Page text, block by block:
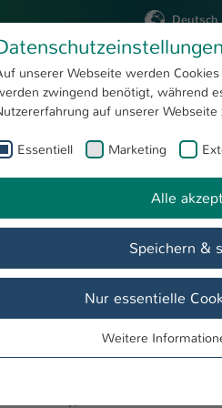
Deutsch
Highly Efficient Technical Systems (HTS) Facilities & Equipment
& Equipment Publications
is according to the expert
/ rotary, 0.5 - 30 MHz
unserer Webseite werden
zwingend benötigt, während
auf unserer Webseite
Essentiell Marketing
Alle
Speichern &
Nur essentielle
Essentielle Cookies werden für
Weitere